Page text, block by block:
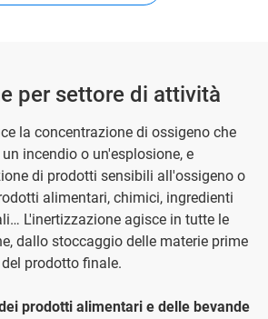
per settore di attività
la concentrazione di ossigeno che
incendio o un'esplosione, e
di prodotti sensibili all'ossigeno o
alimentari, chimici, ingredienti
L'inertizzazione agisce in tutte le
dallo stoccaggio delle materie prime
prodotto finale.
prodotti alimentari e delle bevande